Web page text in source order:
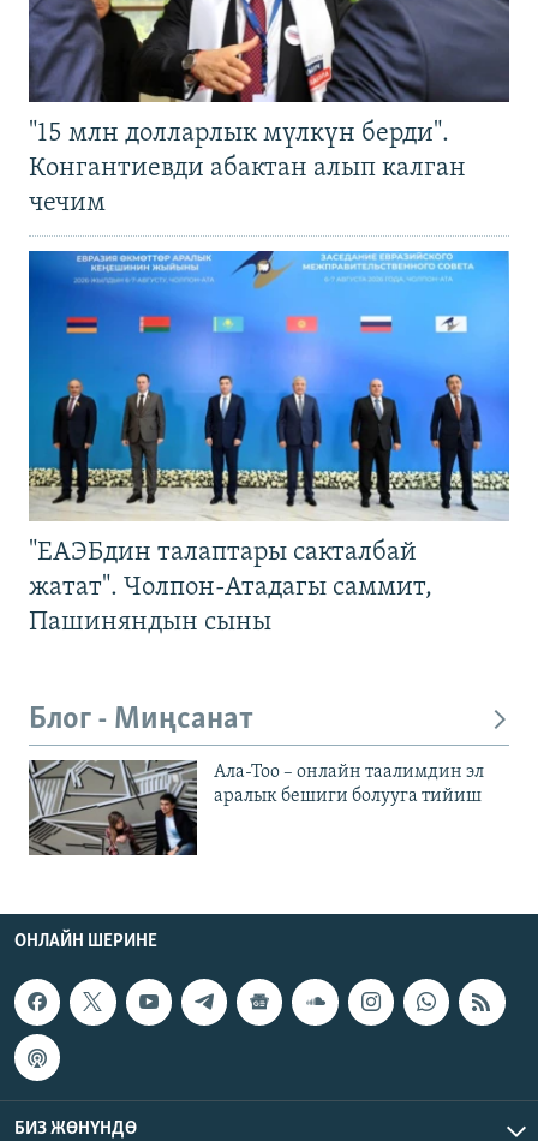
"15 млн долларлык мүлкүн берди".
Конгантиевди абактан алып калган
чечим
"ЕАЭБдин талаптары сакталбай
жатат". Чолпон-Атадагы саммит,
Пашиняндын сыны
Блог - Миңсанат
Ала-Тоо – онлайн таалимдин эл
аралык бешиги болууга тийиш
ОНЛАЙН ШЕРИНЕ
БИЗ ЖӨНҮНДӨ